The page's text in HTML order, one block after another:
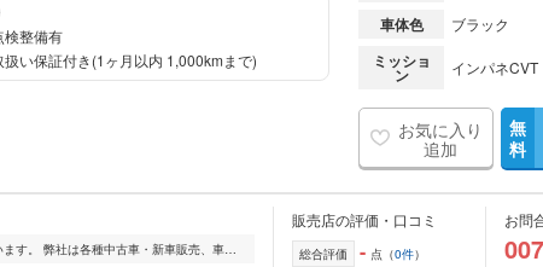
検整備有
扱い保証付き(1ヶ月以内 1,000kmまで)
車体色 ブラック
ミッショ
ン インパネCVT
お気に入り
追加
無
料
広島市中区の自動車販売店アクセリアでございます。 弊社は各種中古車・新車販売、車検、修理、板金・塗装、用品取り付け、保険とお客様のカーライフをトータルにサポー...
販売店の評価・口コミ
総合評価 - 点（0件）
お問